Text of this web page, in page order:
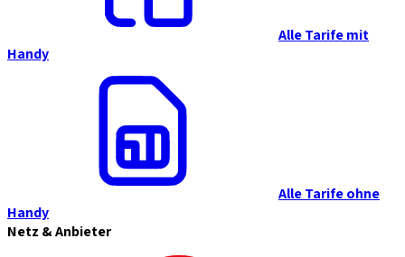
Alle Tarife mit
Handy
Alle Tarife ohne
Handy
Netz & Anbieter